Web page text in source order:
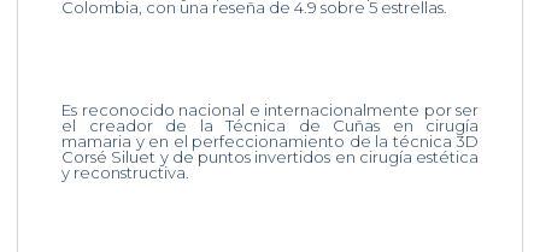
Colombia, con una reseña de 4.9 sobre 5 estrellas.
Es reconocido nacional e internacionalmente por ser
el creador de la Técnica de Cuñas en cirugía
mamaria y en el perfeccionamiento de la técnica 3D
Corsé Siluet y de puntos invertidos en cirugía estética
y reconstructiva.